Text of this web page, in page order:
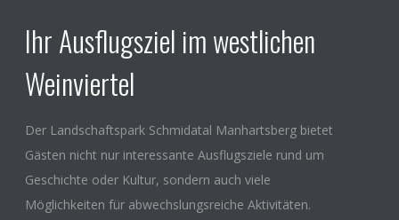
Ihr Ausflugsziel im westlichen
Weinviertel
Der Landschaftspark Schmidatal Manhartsberg bietet
Gästen nicht nur interessante Ausflugsziele rund um
Geschichte oder Kultur, sondern auch viele
Möglichkeiten für abwechslungsreiche Aktivitäten.